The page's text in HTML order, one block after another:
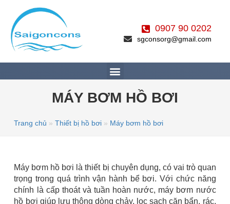
0907 90 0202
sgconsorg@gmail.com
MÁY BƠM HỒ BƠI
Trang chủ »Thiết bị hồ bơi » Máy bơm hồ bơi
Máy bơm hồ bơi là thiết bị chuyên dụng, có vai trò quan
trọng trong quá trình vận hành bể bơi. Với chức năng
chính là cấp thoát và tuần hoàn nước, máy bơm nước
hồ bơi giúp lưu thông dòng chảy, lọc sạch cặn bẩn, rác,